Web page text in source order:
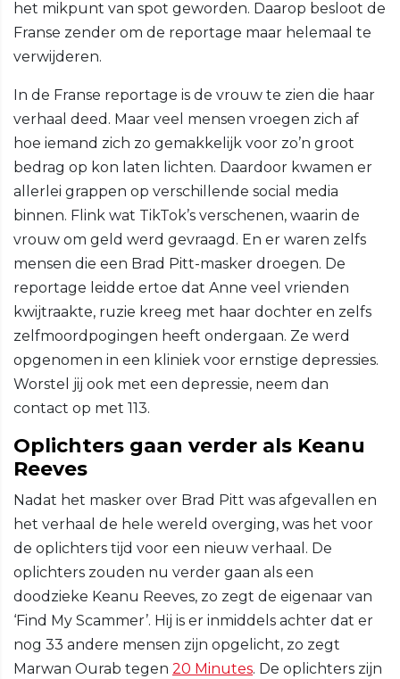
het mikpunt van spot geworden. Daarop besloot de
Franse zender om de reportage maar helemaal te
verwijderen.
In de Franse reportage is de vrouw te zien die haar
verhaal deed. Maar veel mensen vroegen zich af
hoe iemand zich zo gemakkelijk voor zo’n groot
bedrag op kon laten lichten. Daardoor kwamen er
allerlei grappen op verschillende social media
binnen. Flink wat TikTok’s verschenen, waarin de
vrouw om geld werd gevraagd. En er waren zelfs
mensen die een Brad Pitt-masker droegen. De
reportage leidde ertoe dat Anne veel vrienden
kwijtraakte, ruzie kreeg met haar dochter en zelfs
zelfmoordpogingen heeft ondergaan. Ze werd
opgenomen in een kliniek voor ernstige depressies.
Worstel jij ook met een depressie, neem dan
contact op met 113.
Oplichters gaan verder als Keanu
Reeves
Nadat het masker over Brad Pitt was afgevallen en
het verhaal de hele wereld overging, was het voor
de oplichters tijd voor een nieuw verhaal. De
oplichters zouden nu verder gaan als een
doodzieke Keanu Reeves, zo zegt de eigenaar van
‘Find My Scammer’. Hij is er inmiddels achter dat er
nog 33 andere mensen zijn opgelicht, zo zegt
Marwan Ourab tegen 20 Minutes. De oplichters zijn